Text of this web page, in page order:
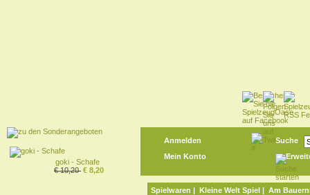
goki - Schafe
€ 10,20 € 8,20
Anmelden
Mein Konto
Suche
Spielwaren | Kleine Welt Spiel | Am